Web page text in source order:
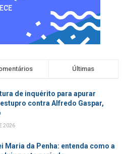
Últimas
de inquérito para apurar
contra Alfredo Gaspar,
2026
Maria da Penha: entenda como a